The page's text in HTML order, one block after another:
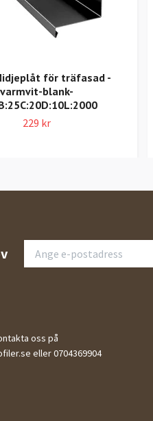
för träfasad -
varmvit-blank-
229 kr
oss på
eller 0704369904